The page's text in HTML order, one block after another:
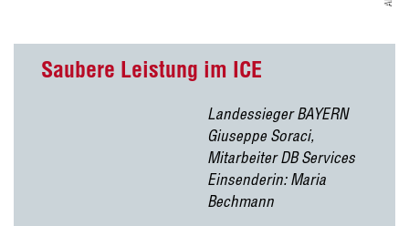
Saubere Leistung im ICE
Landessieger BAYERN
Giuseppe Soraci,
Mitarbeiter DB Services
Einsenderin: Maria
Bechmann